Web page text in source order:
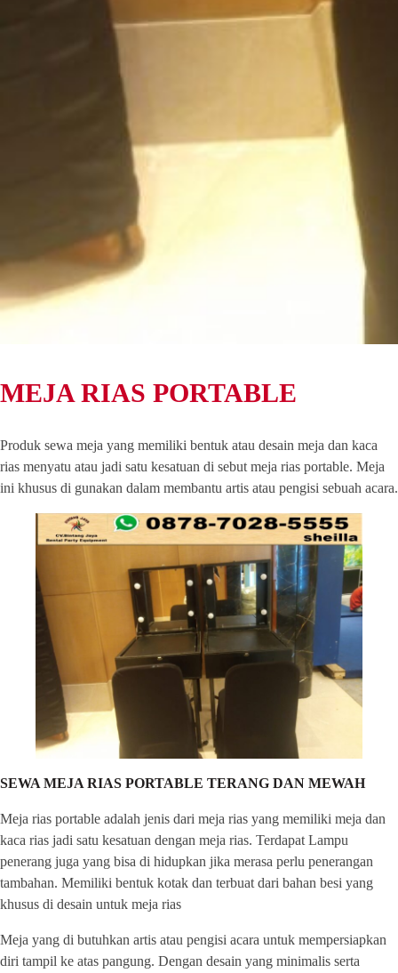
MEJA RIAS PORTABLE
Produk sewa meja yang memiliki bentuk atau desain meja dan kaca
rias menyatu atau jadi satu kesatuan di sebut meja rias portable. Meja
ini khusus di gunakan dalam membantu artis atau pengisi sebuah acara.
SEWA MEJA RIAS PORTABLE TERANG DAN MEWAH
Meja rias portable adalah jenis dari meja rias yang memiliki meja dan
kaca rias jadi satu kesatuan dengan meja rias. Terdapat Lampu
penerang juga yang bisa di hidupkan jika merasa perlu penerangan
tambahan. Memiliki bentuk kotak dan terbuat dari bahan besi yang
khusus di desain untuk meja rias
Meja yang di butuhkan artis atau pengisi acara untuk mempersiapkan
diri tampil ke atas pangung. Dengan desain yang minimalis serta